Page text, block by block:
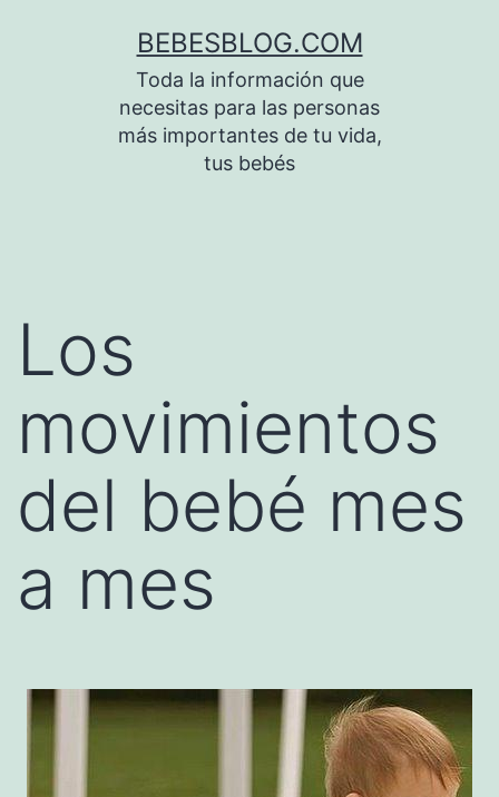
BEBESBLOG.COM
Toda la información que
necesitas para las personas
más importantes de tu vida,
tus bebés
Los
movimientos
del bebé mes
a mes